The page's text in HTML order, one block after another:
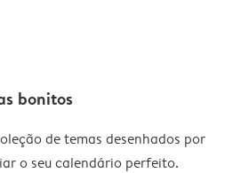
bonitos
de temas desenhados por
o seu calendário perfeito.